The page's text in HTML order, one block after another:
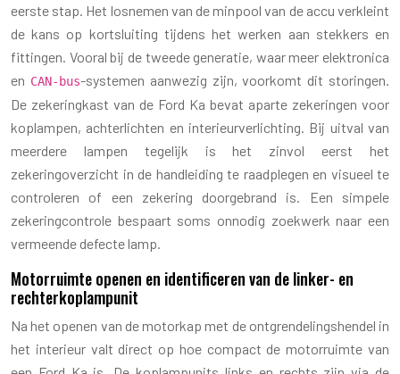
eerste stap. Het losnemen van de minpool van de accu verkleint
de kans op kortsluiting tijdens het werken aan stekkers en
fittingen. Vooral bij de tweede generatie, waar meer elektronica
en CAN-bus-systemen aanwezig zijn, voorkomt dit storingen.
De zekeringkast van de Ford Ka bevat aparte zekeringen voor
koplampen, achterlichten en interieurverlichting. Bij uitval van
meerdere lampen tegelijk is het zinvol eerst het
zekeringoverzicht in de handleiding te raadplegen en visueel te
controleren of een zekering doorgebrand is. Een simpele
zekeringcontrole bespaart soms onnodig zoekwerk naar een
vermeende defecte lamp.
Motorruimte openen en identificeren van de linker- en
rechterkoplampunit
Na het openen van de motorkap met de ontgrendelingshendel in
het interieur valt direct op hoe compact de motorruimte van